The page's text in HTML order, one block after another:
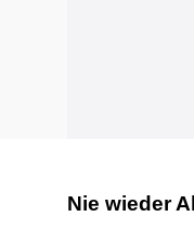
Nie wieder